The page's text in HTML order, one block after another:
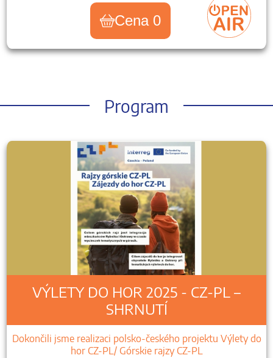
Cena 0
Program
VÝLETY DO HOR 2025 - CZ-PL –
SHRNUTÍ
Dokončili jsme realizaci polsko-českého projektu Výlety do
hor CZ-PL/ Górskie rajzy CZ-PL